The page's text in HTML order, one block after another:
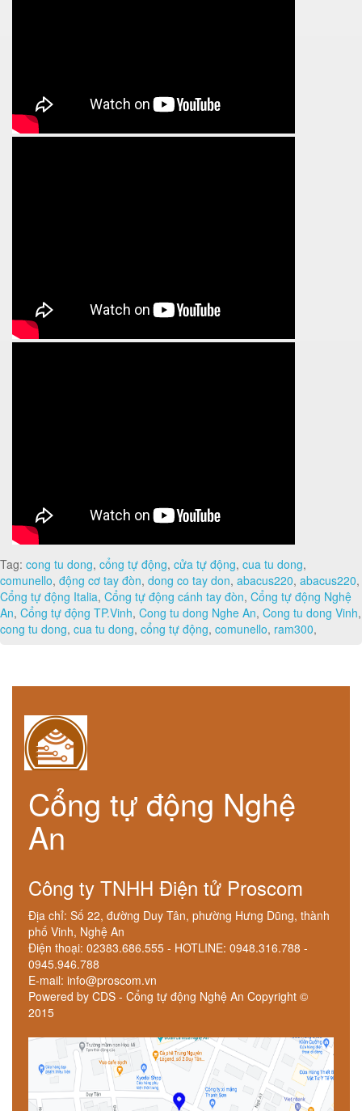
Tag: cong tu dong, cổng tự động, cửa tự động, cua tu dong,
comunello, động cơ tay đòn, dong co tay don, abacus220, abacus220,
Cổng tự động Italia, Cổng tự động cánh tay đòn, Cổng tự động Nghệ
An, Cổng tự động TP.Vinh, Cong tu dong Nghe An, Cong tu dong Vinh,
cong tu dong, cua tu dong, cổng tự động, comunello, ram300,
Cổng tự động Nghệ
An
Công ty TNHH Điện tử Proscom
Địa chỉ: Số 22, đường Duy Tân, phường Hưng Dũng, thành
phố Vinh, Nghệ An
Điện thoại: 02383.686.555 - HOTLINE: 0948.316.788 -
0945.946.788
E-mail: info@proscom.vn
Powered by CDS - Cổng tự động Nghệ An Copyright ©
2015